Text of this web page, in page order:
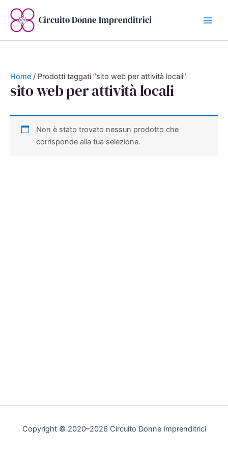
contenuto
Circuito Donne Imprenditrici
Home / Prodotti taggati “sito web per attività locali”
sito web per attività locali
Non è stato trovato nessun prodotto che
corrisponde alla tua selezione.
Copyright © 2020–2026 Circuito Donne Imprenditrici